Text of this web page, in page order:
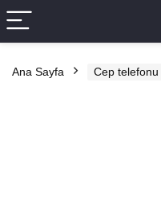
Ana Sayfa Cep telefonu